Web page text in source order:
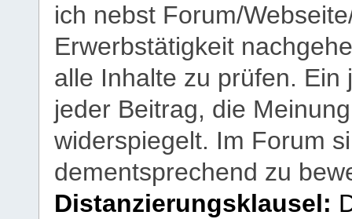
ich nebst Forum/
Erwerbstätigkeit
alle Inhalte zu prüfen.
jeder Beitrag, die
widerspiegelt. Im Forum
dementsprechend zu
Distanzierungsklausel: